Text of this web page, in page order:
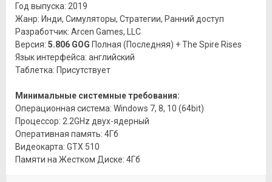
Год выпуска: 2019
Жанр: Инди, Симуляторы, Стратегии, Ранний доступ
Разработчик: Arcen Games, LLC
Версия: 5.806 GOG Полная (Последняя) + The Spire Rises
Язык интерфейса: английский
Таблетка: Присутствует
Минимальные системные требования:
Операционная система: Windows 7, 8, 10 (64bit)
Процессор: 2.2GHz двух-ядерный
Оперативная память: 4Гб
Видеокарта: GTX 510
Памяти на Жестком Диске: 4Гб